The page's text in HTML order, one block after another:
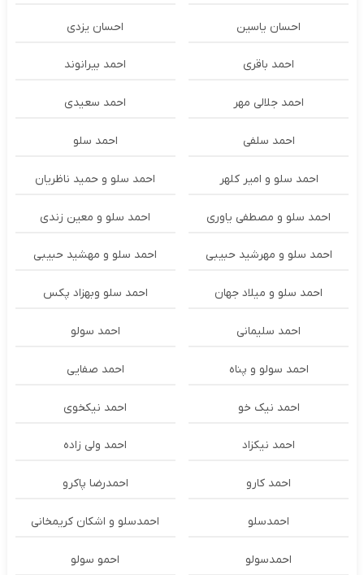
احسان یاسین احسان یزدی
احمد باقری احمد بیرانوند
احمد جلالی مهر احمد سعیدی
احمد سلفی احمد سلو
احمد سلو و امیر کلهر احمد سلو و حمید ناظریان
احمد سلو و مصطفی یاوری احمد سلو و معین زندی
احمد سلو و مهرشید حبیبی احمد سلو و مهشید حبیبی
احمد سلو و میلاد جهان احمد سلو وبهزاد پکس
احمد سلیمانی احمد سولو
احمد سولو و پناه احمد صفایی
احمد نیک خو احمد نیکخوی
احمد نیکزاد احمد ولی زاده
احمد کارو احمدرضا پاکرو
احمدسلو احمدسلو و اشکان کریمخانی
احمدسولو احمو سولو